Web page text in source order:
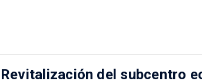
Revitalización del subcentro